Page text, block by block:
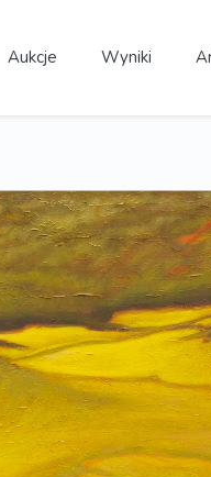
Aukcje Wyniki